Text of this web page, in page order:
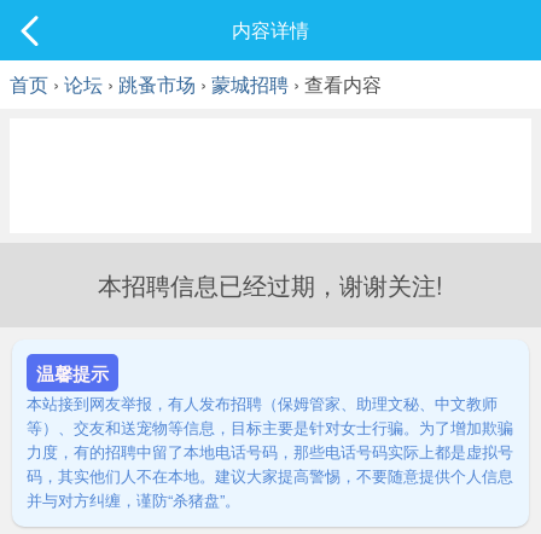
最新发表
内容详情
首页 › 论坛 › 跳蚤市场 › 蒙城招聘 › 查看内容
本招聘信息已经过期，谢谢关注!
温馨提示
本站接到网友举报，有人发布招聘（保姆管家、助理文秘、中文教师
等）、交友和送宠物等信息，目标主要是针对女士行骗。为了增加欺骗
力度，有的招聘中留了本地电话号码，那些电话号码实际上都是虚拟号
码，其实他们人不在本地。建议大家提高警惕，不要随意提供个人信息
并与对方纠缠，谨防“杀猪盘”。